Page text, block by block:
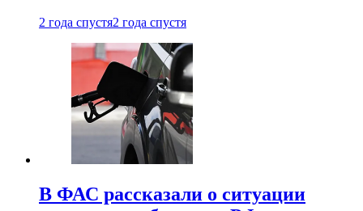
2 года спустя2 года спустя
В ФАС рассказали о ситуации